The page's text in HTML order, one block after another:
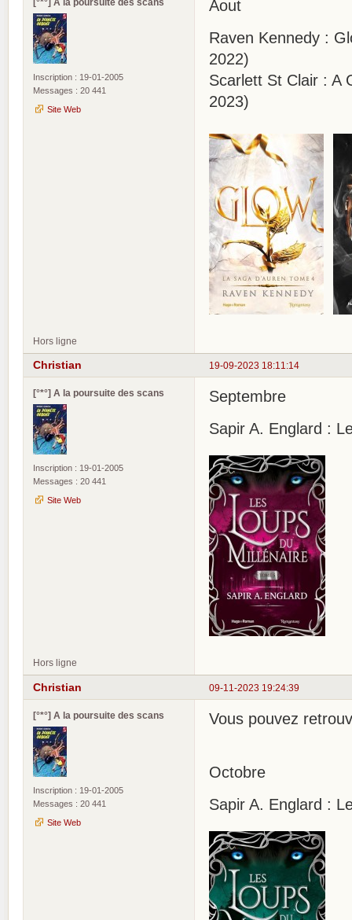
Inscription : 19-01-2005
Messages : 20 441
Site Web
Aout
Raven Kennedy :
2022)
Scarlett St Clair : A
2023)
Hors ligne
19-09-2023 18:11:14
Christian
[°*°] A la poursuite des scans
Inscription : 19-01-2005
Messages : 20 441
Site Web
Septembre
Sapir A. Englard :
Hors ligne
09-11-2023 19:24:39
Christian
[°*°] A la poursuite des scans
Inscription : 19-01-2005
Messages : 20 441
Site Web
Vous pouvez
Octobre
Sapir A. Englard :